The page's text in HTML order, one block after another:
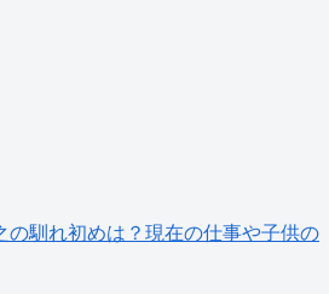
の馴れ初めは？現在の仕事や子供の